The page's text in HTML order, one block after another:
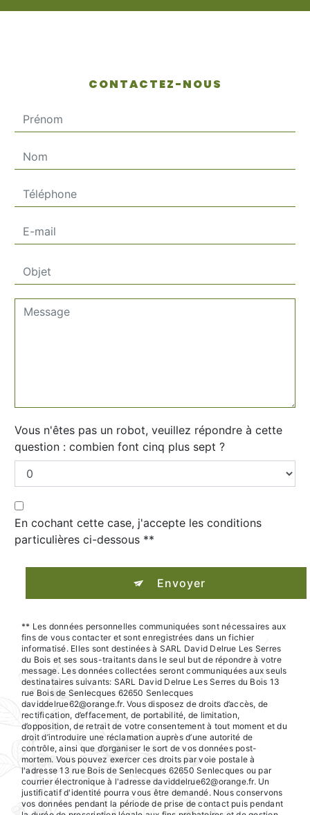
CONTACTEZ-NOUS
Vous n'êtes pas un robot, veuillez répondre à cette
question : combien font cinq plus sept ?
En cochant cette case, j'accepte les conditions
particulières ci-dessous **
Envoyer
** Les données personnelles communiquées sont nécessaires aux
fins de vous contacter et sont enregistrées dans un fichier
informatisé. Elles sont destinées à SARL David Delrue Les Serres
du Bois et ses sous-traitants dans le seul but de répondre à votre
message. Les données collectées seront communiquées aux seuls
destinataires suivants: SARL David Delrue Les Serres du Bois 13
rue Bois de Senlecques 62650 Senlecques
daviddelrue62@orange.fr. Vous disposez de droits d’accès, de
rectification, d’effacement, de portabilité, de limitation,
d’opposition, de retrait de votre consentement à tout moment et du
droit d’introduire une réclamation auprès d’une autorité de
contrôle, ainsi que d’organiser le sort de vos données post-
mortem. Vous pouvez exercer ces droits par voie postale à
l'adresse 13 rue Bois de Senlecques 62650 Senlecques ou par
courrier électronique à l'adresse daviddelrue62@orange.fr. Un
justificatif d'identité pourra vous être demandé. Nous conservons
vos données pendant la période de prise de contact puis pendant